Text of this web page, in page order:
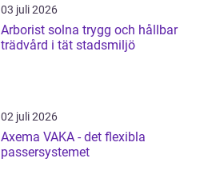
03 juli 2026
Arborist solna trygg och hållbar
trädvård i tät stadsmiljö
02 juli 2026
Axema VAKA - det flexibla
passersystemet